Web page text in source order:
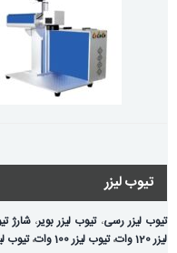
تیوب لیزر
تیوب لیزر رسی،تیوب لیزر بویر،شارژ
لیزر 120 وات
،تیوب لیزر 100 وات ،تیوب لیزر